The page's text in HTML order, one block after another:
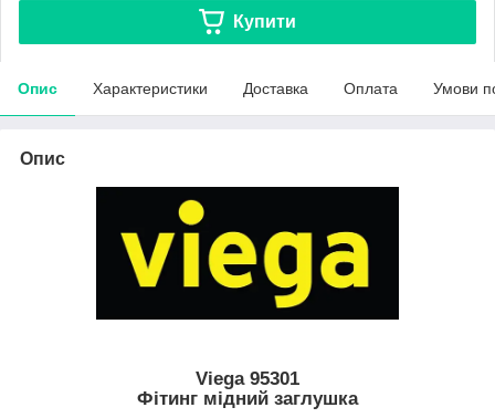
Купити
Опис Характеристики Доставка Оплата Умови
Опис
Viega 95301
Фітинг мідний заглушка